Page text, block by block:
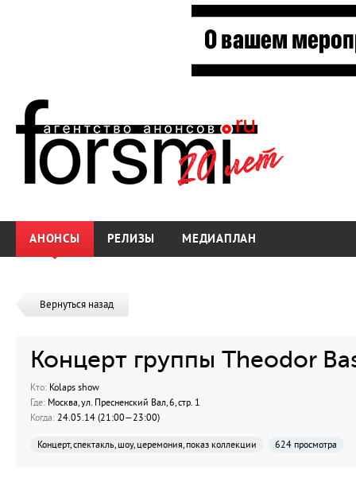
АНОНСЫ РЕЛИЗЫ МЕДИАПЛАН
Вернуться назад
Концерт группы Theodor
Кто: Kolaps show
Где: Москва, ул. Пресненский Вал, 6, стр. 1
Когда: 24.05.14 (21:00—23:00)
Концерт, спектакль, шоу, церемония, показ коллекции 624 просмотра